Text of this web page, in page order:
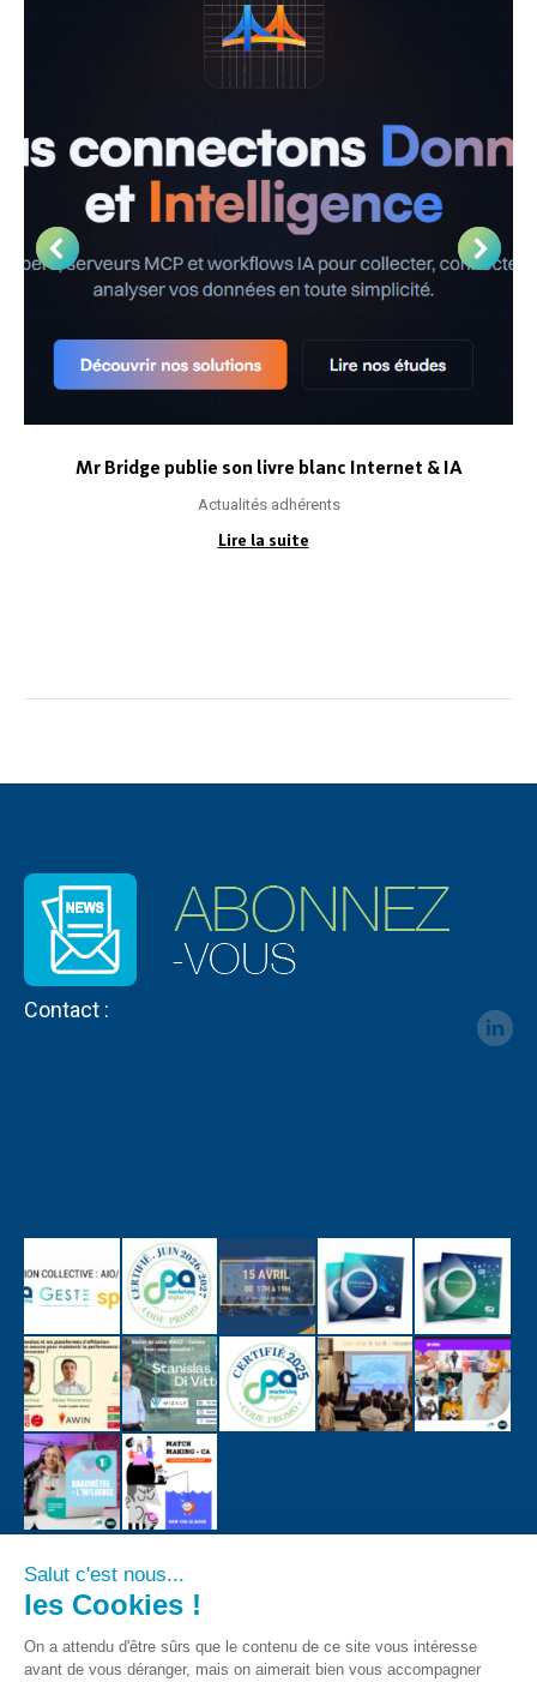
Mr Bridge publie son livre blanc Internet & IA
Actualités adhérents
Lire la suite
Contact :
Salut c'est nous...
les Cookies !
On a attendu d'être sûrs que le contenu de ce site vous intéresse
avant de vous déranger, mais on aimerait bien vous accompagner